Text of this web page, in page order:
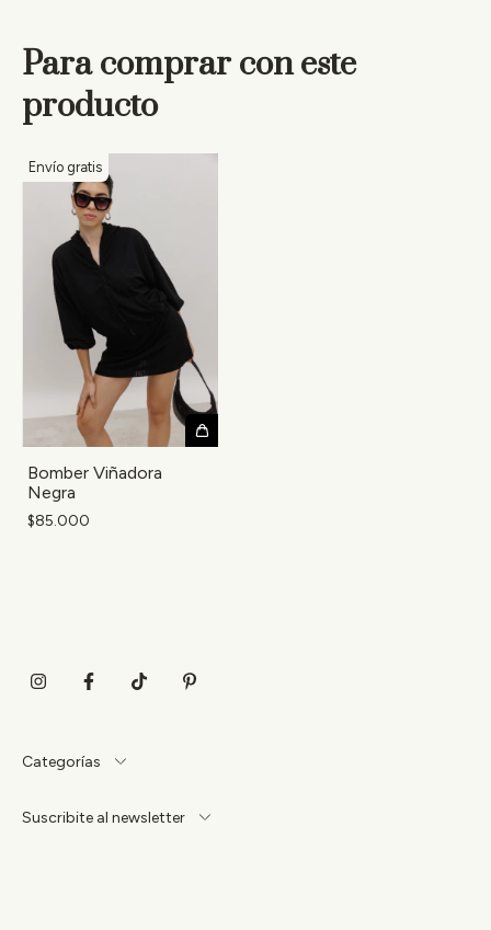
Para comprar con este
producto
Envío gratis
Bomber Viñadora
Negra
$85.000
Categorías
Suscribite al newsletter